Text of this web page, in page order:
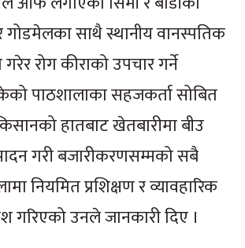
साथै स्थानीय वानस्पतिक
गरेर रोग कीराको उपचार गर्ने
पाठशालाका सहजकर्ता सोबित
हातबाट खेतबारीमा बीउ
गरी बजारीकरणसम्मको सबै
नियमित प्रशिक्षण र व्यावहारिक
गरिएको उनले जानकारी दिए ।